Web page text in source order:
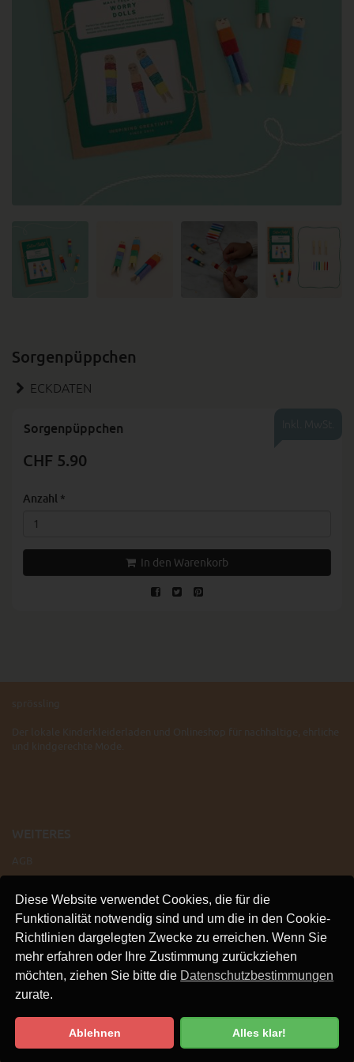
Datenschutzbestimmung
Diese Website verwendet Cookies, die für die
Funktionalität notwendig sind und um die in den Cookie-
Richtlinien dargelegten Zwecke zu erreichen. Wenn Sie
mehr erfahren oder Ihre Zustimmung zurückziehen
möchten, ziehen Sie bitte die Datenschutzbestimmungen
zurate.
Ablehnen Alles klar!
Sorgenpüppchen
ECKDATEN
Sorgenpüppchen
CHF 5.90
Anzahl *
In den Warenkorb
VERSAND
KONTAKT
LINKS